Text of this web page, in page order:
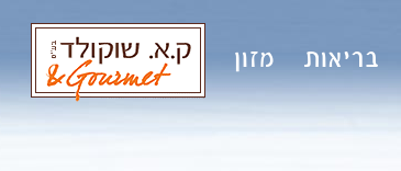
בריאות מזון